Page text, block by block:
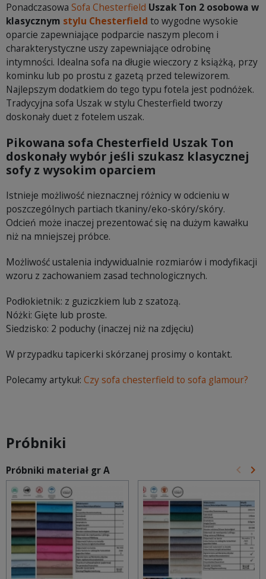
Ponadczasowa Sofa Chesterfield Uszak Ton 2 osobowa w
klasycznym stylu Chesterfield to wygodne wysokie
oparcie zapewniające podparcie naszym plecom i
charakterystyczne uszy zapewniające odrobinę
intymności. Idealna sofa na długie wieczory z książką, przy
kominku lub po prostu z gazetą przed telewizorem.
Najlepszym dodatkiem do tego typu fotela jest podnóżek.
Tradycyjna sofa Uszak w stylu Chesterfield tworzy
doskonały duet z fotelem uszak.
Pikowana sofa Chesterfield Uszak Ton
doskonały wybór jeśli szukasz klasycznej
sofy z wysokim oparciem
Istnieje możliwość nieznacznej różnicy w odcieniu w
poszczególnych partiach tkaniny/eko-skóry/skóry.
Odcień może inaczej prezentować się na dużym kawałku
niż na mniejszej próbce.
Możliwość ustalenia indywidualnie rozmiarów i modyfikacji
wzoru z zachowaniem zasad technologicznych.
Podłokietnik: z guziczkiem lub z szatozą.
Nóżki: Gięte lub proste.
Siedzisko: 2 poduchy (inaczej niż na zdjęciu)
W przypadku tapicerki skórzanej prosimy o kontakt.
Polecamy artykuł: Czy sofa chesterfield to sofa glamour?
Próbniki
Próbniki materiał gr A keyboard_arrow_left keyboard_arrow_right